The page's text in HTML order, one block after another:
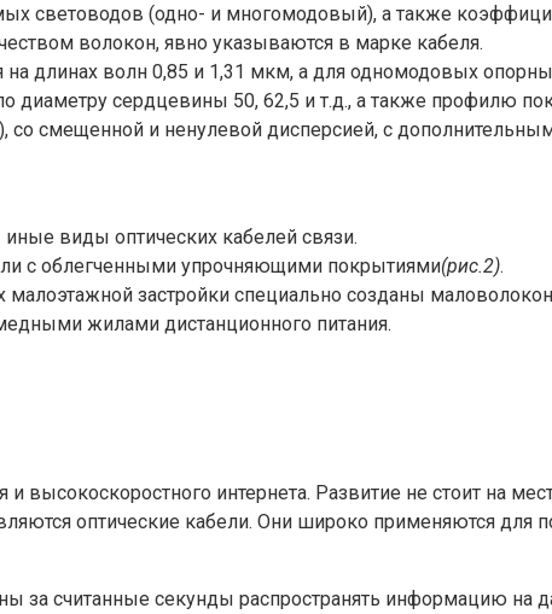
световодов (одно- и многомодовый), а также
волокон, явно указываются в марке кабеля.
длинах волн 0,85 и 1,31 мкм, а для одномодовых
диаметру сердцевины 50, 62,5 и т.д., а также профилю
смещенной и ненулевой дисперсией, с
виды оптических кабелей связи.
с облегченными упрочняющими покрытиями(рис.2).
малоэтажной застройки специально созданы
жилами дистанционного питания.
высокоскоростного интернета. Развитие не стоит на
оптические кабели. Они широко применяются для
за считанные секунды распространять информацию на